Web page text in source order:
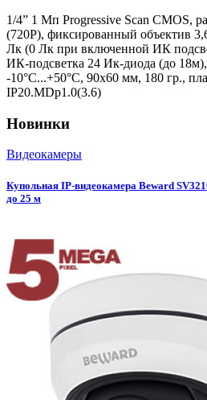
1/4” 1 Мп Progressive Scan CMOS,
(720P), фиксированный объектив
Лк (0 Лк при включенной ИК
ИК-подсветка 24 Ик-диода (до
-10°С...+50°С, 90х60 мм, 180 гр.,
IP20.MDp1.0(3.6)
Новинки
Видеокамеры
Купольная IP-видеокамера Beward
до 25 м